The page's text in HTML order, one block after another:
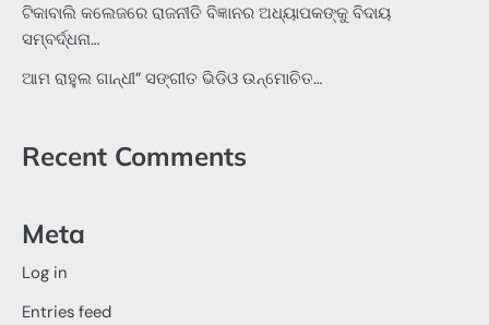
ଟିକାବାଲି କଲେଜରେ ରାଜନୀତି ବିଜ୍ଞାନର ଅଧ୍ୟାପକଙ୍କୁ ବିଦାୟ
ସମ୍ବର୍ଦ୍ଧନା…
ଆମ ରାହୁଲ ଗାନ୍ଧୀ” ସଙ୍ଗୀତ ଭିଡିଓ ଉନ୍ମୋଚିତ…
Recent Comments
Meta
Log in
Entries feed